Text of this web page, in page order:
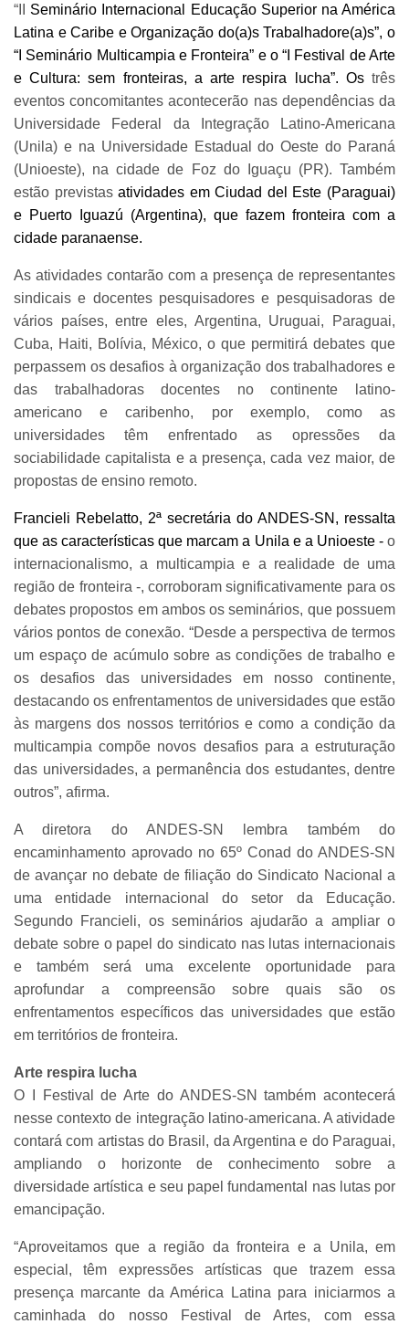
“II Seminário Internacional Educação Superior na América
Latina e Caribe e Organização do(a)s Trabalhadore(a)s”, o
“I Seminário Multicampia e Fronteira” e o “I Festival de Arte
e Cultura: sem fronteiras, a arte respira lucha”. Os três
eventos concomitantes acontecerão nas dependências da
Universidade Federal da Integração Latino-Americana
(Unila) e na Universidade Estadual do Oeste do Paraná
(Unioeste), na cidade de Foz do Iguaçu (PR). Também
estão previstasatividades em Ciudad del Este (Paraguai)
e Puerto Iguazú (Argentina), que fazem fronteira com a
cidade paranaense.
As atividades contarão com a presença de representantes
sindicais e docentes pesquisadores e pesquisadoras de
vários países, entre eles, Argentina, Uruguai, Paraguai,
Cuba, Haiti, Bolívia, México, o que permitirá debates que
perpassem os desafios à organização dos trabalhadores e
das trabalhadoras docentes no continente latino-
americano e caribenho, por exemplo, como as
universidades têm enfrentado as opressões da
sociabilidade capitalista e a presença, cada vez maior, de
propostas de ensino remoto.
Francieli Rebelatto, 2ª secretária do ANDES-SN, ressalta
que as características que marcam a Unila e a Unioeste - o
internacionalismo, a multicampia e a realidade de uma
região de fronteira -, corroboram significativamente para os
debates propostos em ambos os seminários, que possuem
vários pontos de conexão. “Desde a perspectiva de termos
um espaço de acúmulo sobre as condições de trabalho e
os desafios das universidades em nosso continente,
destacando os enfrentamentos de universidades que estão
às margens dos nossos territórios e como a condição da
multicampia compõe novos desafios para a estruturação
das universidades, a permanência dos estudantes, dentre
outros”, afirma.
A diretora do ANDES-SN lembra também do
encaminhamento aprovado no 65º Conad do ANDES-SN
de avançar no debate de filiação do Sindicato Nacional a
uma entidade internacional do setor da Educação.
Segundo Francieli, os seminários ajudarão a ampliar o
debate sobre o papel do sindicato nas lutas internacionais
e também será uma excelente oportunidade para
aprofundar a compreensão sobre quais são os
enfrentamentos específicos das universidades que estão
em territórios de fronteira.
Arte respira lucha
O I Festival de Arte do ANDES-SN também acontecerá
nesse contexto de integração latino-americana. A atividade
contará com artistas do Brasil, da Argentina e do Paraguai,
ampliando o horizonte de conhecimento sobre a
diversidade artística e seu papel fundamental nas lutas por
emancipação.
“Aproveitamos que a região da fronteira e a Unila, em
especial, têm expressões artísticas que trazem essa
presença marcante da América Latina para iniciarmos a
caminhada do nosso Festival de Artes, com essa